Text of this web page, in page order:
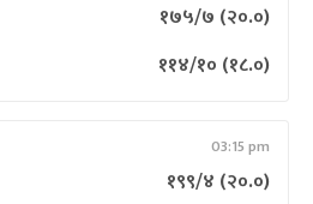
१७५/७ (२०.०)
११४/१० (१८.०)
03:15 pm
१९९/४ (२०.०)